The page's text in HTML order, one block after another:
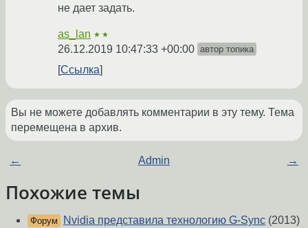
не дает задать.
as_lan ★★
26.12.2019 10:47:33 +00:00 автор топика
Ссылка
Вы не можете добавлять комментарии в эту тему. Тема
перемещена в архив.
← Admin →
Похожие темы
Форум Nvidia представила технологию G-Sync (2013)